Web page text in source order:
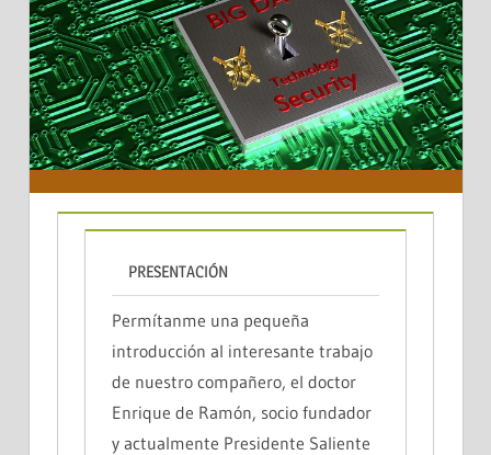
PRESENTACIÓN
Permítanme una pequeña
introducción al interesante trabajo
de nuestro compañero, el doctor
Enrique de Ramón, socio fundador
y actualmente Presidente Saliente